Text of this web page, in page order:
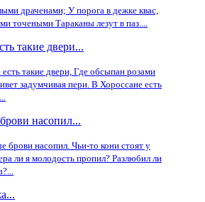
драченами; У порога в дежке квас,
точеными Тараканы лезут в паз....
такие двери...
такие двери, Где обсыпан розами
задумчивая пери. В Хороссане есть
насопил...
брови насопил. Чьи-то кони стоят у
ли я молодость пропил? Разлюбил ли